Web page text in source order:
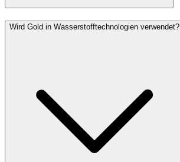
Wird Gold in Wasserstofftechnologien verwendet?